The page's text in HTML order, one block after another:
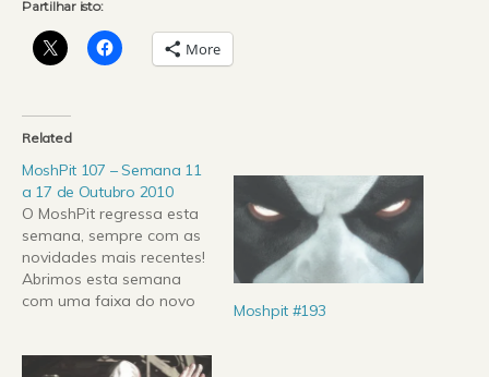
Partilhar isto:
More
Related
MoshPit 107 – Semana 11
a 17 de Outubro 2010
O MoshPit regressa esta
semana, sempre com as
novidades mais recentes!
Abrimos esta semana
com uma faixa do novo
Holanda) Melechesh, bem
Moshpit #193